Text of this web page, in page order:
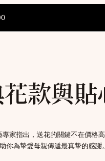
款與
家指出，送花的關鍵不在價格
為摯愛母親傳遞最真摯的感謝。